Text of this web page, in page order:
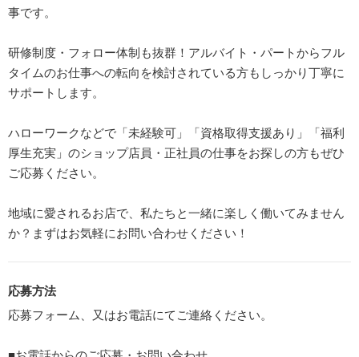
事です。
研修制度・フォロー体制も抜群！アルバイト・パートからフル
タイムのお仕事への転向を検討されている方もしっかり丁寧に
サポートします。
ハローワークなどで「未経験可」「資格取得支援あり」「福利
厚生充実」のショップ店員・正社員の仕事をお探しの方もぜひ
ご応募ください。
地域に愛されるお店で、私たちと一緒に楽しく働いてみません
か？まずはお気軽にお問い合わせください！
応募方法
応募フォーム、又はお電話にてご連絡ください。